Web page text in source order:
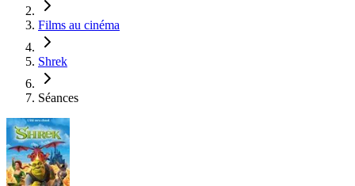
Films au cinéma
Shrek
Séances